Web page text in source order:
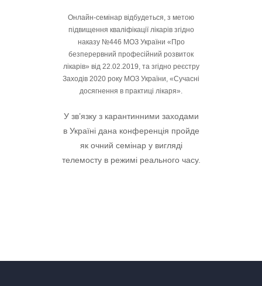
Онлайн-семінар відбудеться, з метою
підвищення кваліфікації лікарів згідно
наказу №446 МОЗ України «Про
безперервний професійний розвиток
лікарів» від 22.02.2019, та згідно реєстру
Заходів 2020 року МОЗ України, «Сучасні
досягнення в практиці лікаря».
У зв’язку з карантинними заходами
в Україні дана конференція пройде
як очний семінар у вигляді
телемосту в режимі реального часу.